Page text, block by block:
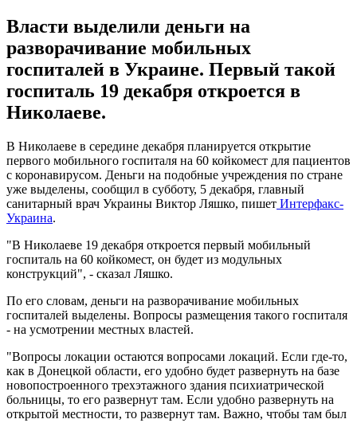
Власти выделили деньги на
разворачивание мобильных
госпиталей в Украине. Первый такой
госпиталь 19 декабря откроется в
Николаеве.
В Николаеве в середине декабря планируется открытие
первого мобильного госпиталя на 60 койкомест для пациентов
с коронавирусом. Деньги на подобные учреждения по стране
уже выделены, сообщил в субботу, 5 декабря, главный
санитарный врач Украины Виктор Ляшко, пишет Интерфакс-
Украина.
"В Николаеве 19 декабря откроется первый мобильный
госпиталь на 60 койкомест, он будет из модульных
конструкций", - сказал Ляшко.
По его словам, деньги на разворачивание мобильных
госпиталей выделены. Вопросы размещения такого госпиталя
- на усмотрении местных властей.
"Вопросы локации остаются вопросами локаций. Если где-то,
как в Донецкой области, его удобно будет развернуть на базе
новопостроенного трехэтажного здания психиатрической
больницы, то его развернут там. Если удобно развернуть на
открытой местности, то развернут там. Важно, чтобы там был